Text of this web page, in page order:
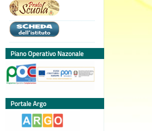
Piano Operativo Nazonale
Portale Argo